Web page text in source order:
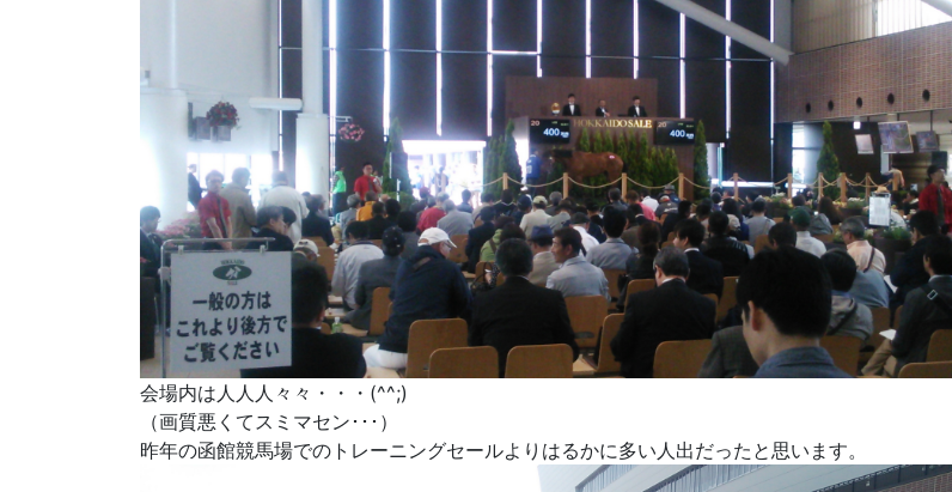
会場内は人人人々々・・・(^^;)
（画質悪くてスミマセン･･･）
昨年の函館競馬場でのトレーニングセールよりはるかに多い人出だったと思います。